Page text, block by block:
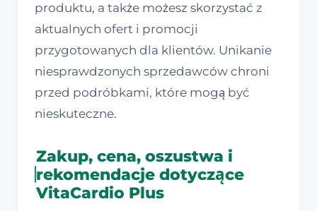
produktu, a także możesz skorzystać z
aktualnych ofert i promocji
przygotowanych dla klientów. Unikanie
niesprawdzonych sprzedawców chroni
przed podróbkami, które mogą być
nieskuteczne.
Zakup, cena, oszustwa i
rekomendacje dotyczące
VitaCardio Plus